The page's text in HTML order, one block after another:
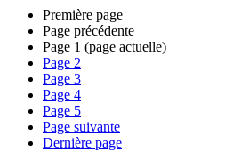
Première page
Page précédente
Page 1 (page actuelle)
Page 2
Page 3
Page 4
Page 5
Page suivante
Dernière page